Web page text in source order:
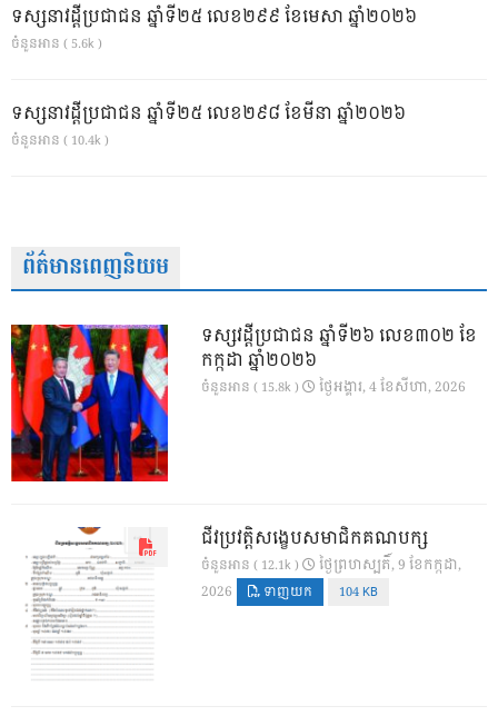
ទស្សនាវដ្ដីប្រជាជន ឆ្នាំទី២៥ លេខ២៩៩ ខែមេសា ឆ្នាំ២០២៦
ចំនួនអាន ( 5.6k )
ទស្សនាវដ្ដីប្រជាជន ឆ្នាំទី២៥ លេខ២៩៨ ខែមីនា ឆ្នាំ២០២៦
ចំនួនអាន ( 10.4k )
ព័ត៌មានពេញនិយម
ទស្សវដ្តីប្រជាជន ឆ្នាំទី២៦ លេខ៣០២ ខែ
កក្កដា ឆ្នាំ២០២៦
ចំនួនអាន ( 15.8k ) ថ្ងៃ​អង្គារ, 4 ខែ​សីហា, 2026
ជីវប្រវត្តិសង្ខេបសមាជិកគណបក្ស
ចំនួនអាន ( 12.1k )
ថ្ងៃ​ព្រហស្បតិ៍, 9 ខែ​កក្កដា,
2026
ទាញយក 104 KB